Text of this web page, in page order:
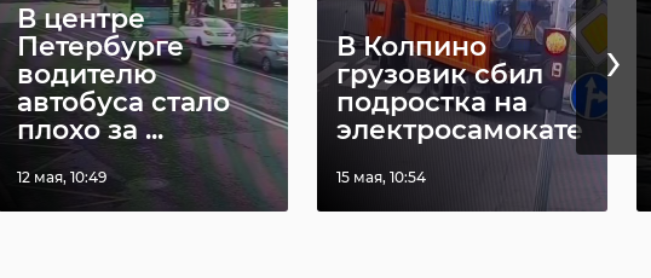
В центре
Петербурге
водителю
автобуса стало
плохо за ...
12 мая, 10:49
В Колпино
грузовик сбил
подростка на
электросамокате
15 мая, 10:54
›